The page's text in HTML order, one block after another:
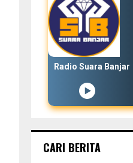
Radio Suara Banjar
CARI BERITA